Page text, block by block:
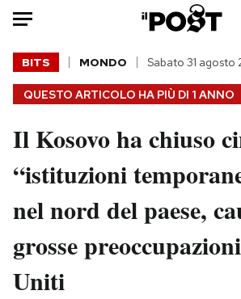
Auto
HOME
Italia
Politica
Tecnologia
Scienza
Cultura
Moda
Media
QUESTO ARTICOLO HA PIÙ DI 1 ANNO
BITS MONDO Sabato 31 agosto
Il Kosovo ha chiuso
“istituzioni
nel nord del paese,
grosse
Uniti